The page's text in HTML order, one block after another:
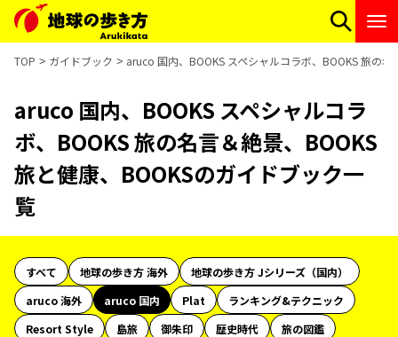
TOP ガイドブック aruco 国内、BOOKS スペシャルコラボ、BOOKS 旅の
aruco 国内、BOOKS スペシャルコラ
ボ、BOOKS 旅の名言＆絶景、BOOKS
旅と健康、BOOKSのガイドブック一
覧
すべて 地球の歩き方 海外
地球の歩き方 Jシリーズ（国内）
aruco 海外
aruco 国内 Plat
ランキング&テクニック
Resort Style
島旅 御朱印 歴史時代
旅の図鑑